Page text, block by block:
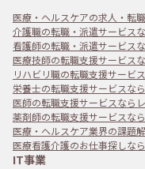
医療・ヘルスケアの求人・転
介護職の転職・派遣サービス
看護師の転職・派遣サービス
医療技師の転職支援サービス
リハビリ職の転職支援サービ
栄養士の転職支援サービスな
医師の転職支援サービスなら
薬剤師の転職支援サービスな
医療・ヘルスケア業界の課題
医療看護介護のお仕事探しな
IT事業